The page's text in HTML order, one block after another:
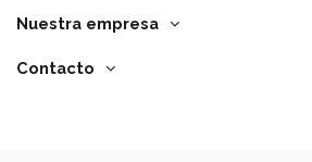
Nuestra empresa
Contacto